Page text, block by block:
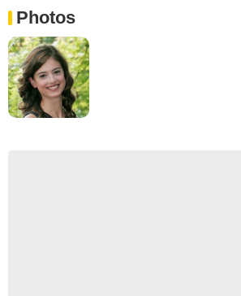
Photos